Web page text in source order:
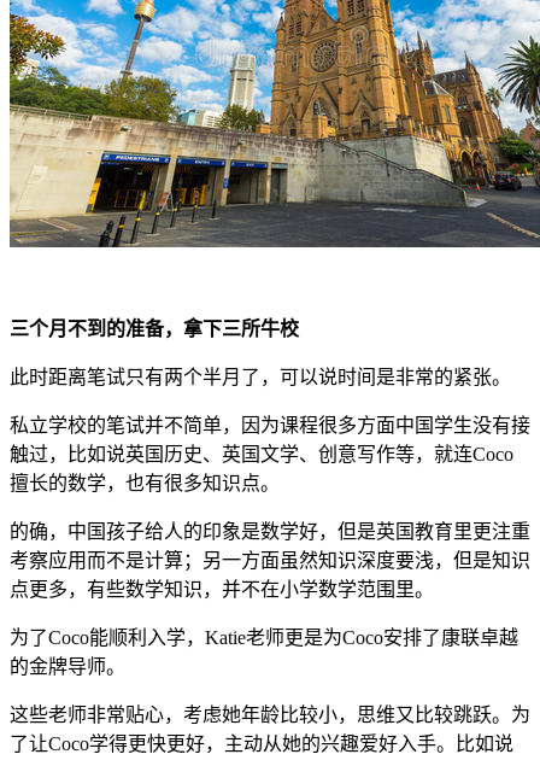
三个月不到的准备，拿下三所牛校
此时距离笔试只有两个半月了，可以说时间是非常的紧张。
私立学校的笔试并不简单，因为课程很多方面中国学生没有接
触过，比如说英国历史、英国文学、创意写作等，就连Coco
擅长的数学，也有很多知识点。
的确，中国孩子给人的印象是数学好，但是英国教育里更注重
考察应用而不是计算；另一方面虽然知识深度要浅，但是知识
点更多，有些数学知识，并不在小学数学范围里。
为了Coco能顺利入学，Katie老师更是为Coco安排了康联卓越
的金牌导师。
这些老师非常贴心，考虑她年龄比较小，思维又比较跳跃。为
了让Coco学得更快更好，主动从她的兴趣爱好入手。比如说